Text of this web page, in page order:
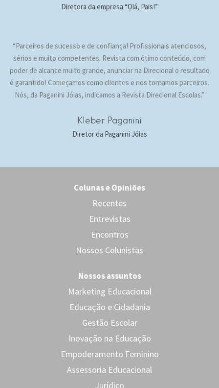
Diretora da empresa “Olá, Pais!”
“Parceiros de sucesso e de confiança! Profissionais atenciosos,
sérios e muito competentes. Revista com ótimo conteúdo, com
poder de alcance muito grande, anunciar na Direcional o resultado
é garantido! Começamos como clientes e nos tornamos parceiros.
Nós, da Paganini Jóias, indicamos a Revista Direcional Escolas.”
Kleber Paganini
Diretor da Paganini Jóias
Colunas e Opiniões
Recentes
Entrevistas
Encontros
Nossos Colunistas
Nossos assuntos
Marketing Educacional
Educação e Cidadania
Gestão Escolar
Inovação na Educação
Empoderamento Feminino
Assessoria Educacional
Jurídico